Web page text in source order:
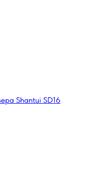
Shantui SD16